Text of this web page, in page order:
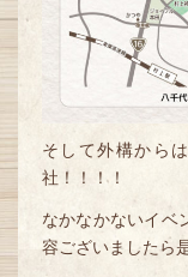
そして外構から
社！！！！
なかなかないイベ
容ございましたら